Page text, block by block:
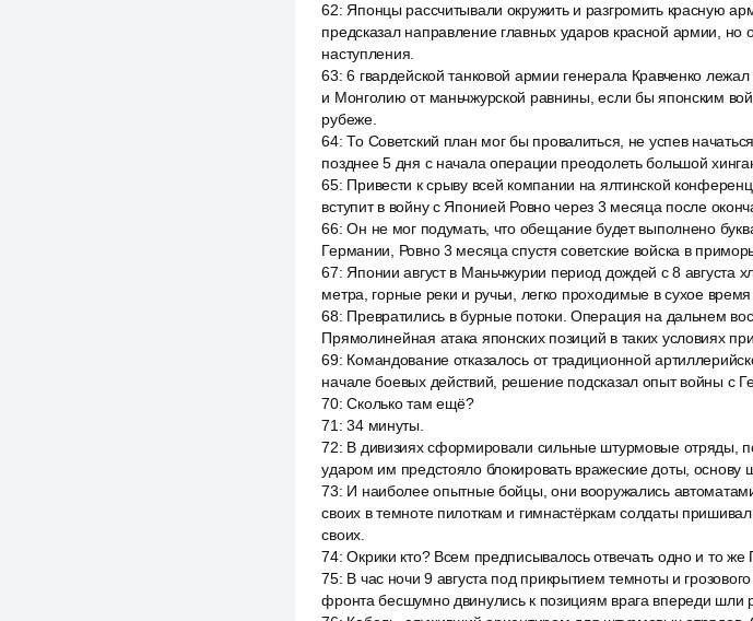
62: Японцы рассчитывали окружить и разгромить красную
предсказал направление главных ударов красной армии,
наступления.
63:6 гвардейской танковой армии генерала Кравченко
и Монголию от маньчжурской равнины, если бы японским
рубеже.
64:То Советский план мог бы провалиться, не успев
позднее 5 дня с начала операции преодолеть большой
65: Привести к срыву всей компании на ялтинской
вступит в войну с Японией Ровно через 3 месяца после
66:Он не мог подумать, что обещание будет выполнено
Германии, Ровно 3 месяца спустя советские войска в
67: Японии август в Маньчжурии период дождей с 8 августа
метра, горные реки и ручьи, легко проходимые в сухое время
68: Превратились в бурные потоки. Операция на дальнем
Прямолинейная атака японских позиций в таких условиях
69: Командование отказалось от традиционной
начале боевых действий, решение подсказал опыт войны с
70:Сколько там ещё?
71 :34 минуты.
72: В дивизиях сформировали сильные штурмовые отряды,
ударом им предстояло блокировать вражеские доты, основу
73: И наиболее опытные бойцы, они вооружались
своих в темноте пилоткам и гимнастёркам солдаты
своих.
74:Окрики кто? Всем предписывалось отвечать одно и то же
75: В час ночи 9 августа под прикрытием темноты и
фронта бесшумно двинулись к позициям врага впереди шли